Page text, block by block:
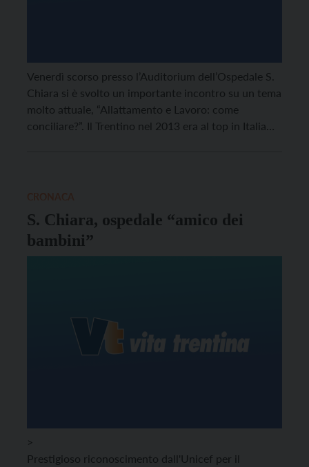
Venerdì scorso presso l’Auditorium dell’Ospedale S.
Chiara si è svolto un importante incontro su un tema
molto attuale, “Allattamento e Lavoro: come
conciliare?”. Il Trentino nel 2013 era al top in Italia
S. Chiara, ospedale “amico dei
bambini”
>
Prestigioso riconoscimento dall'Unicef per il